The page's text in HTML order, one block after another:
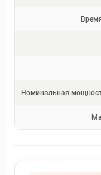
Номинальная